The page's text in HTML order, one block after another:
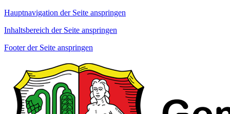
Hauptnavigation der Seite anspringen
Inhaltsbereich der Seite anspringen
Footer der Seite anspringen